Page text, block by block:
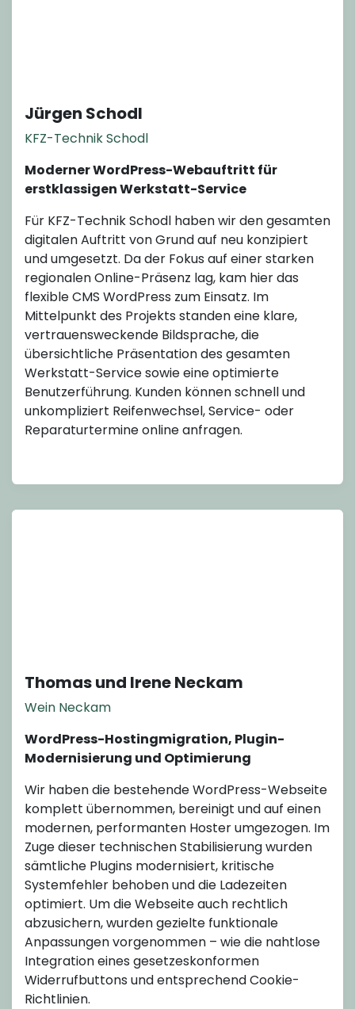
Jürgen Schodl
KFZ-Technik Schodl
Moderner WordPress-Webauftritt für
erstklassigen Werkstatt-Service
Für KFZ-Technik Schodl haben wir den gesamten
digitalen Auftritt von Grund auf neu konzipiert
und umgesetzt. Da der Fokus auf einer starken
regionalen Online-Präsenz lag, kam hier das
flexible CMS WordPress zum Einsatz. Im
Mittelpunkt des Projekts standen eine klare,
vertrauensweckende Bildsprache, die
übersichtliche Präsentation des gesamten
Werkstatt-Service sowie eine optimierte
Benutzerführung. Kunden können schnell und
unkompliziert Reifenwechsel, Service- oder
Reparaturtermine online anfragen.
Thomas und Irene Neckam
Wein Neckam
WordPress-Hostingmigration, Plugin-
Modernisierung und Optimierung
Wir haben die bestehende WordPress-Webseite
komplett übernommen, bereinigt und auf einen
modernen, performanten Hoster umgezogen. Im
Zuge dieser technischen Stabilisierung wurden
sämtliche Plugins modernisiert, kritische
Systemfehler behoben und die Ladezeiten
optimiert. Um die Webseite auch rechtlich
abzusichern, wurden gezielte funktionale
Anpassungen vorgenommen – wie die nahtlose
Integration eines gesetzeskonformen
Widerrufbuttons und entsprechend Cookie-
Richtlinien.